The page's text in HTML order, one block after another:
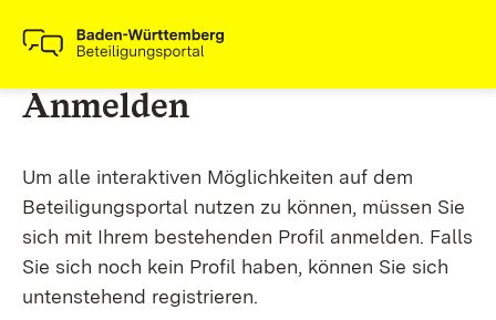
Anmelden
Um alle interaktiven Möglichkeiten auf dem
Beteiligungsportal nutzen zu können, müssen Sie
sich mit Ihrem bestehenden Profil anmelden. Falls
Sie sich noch kein Profil haben, können Sie sich
untenstehend registrieren.